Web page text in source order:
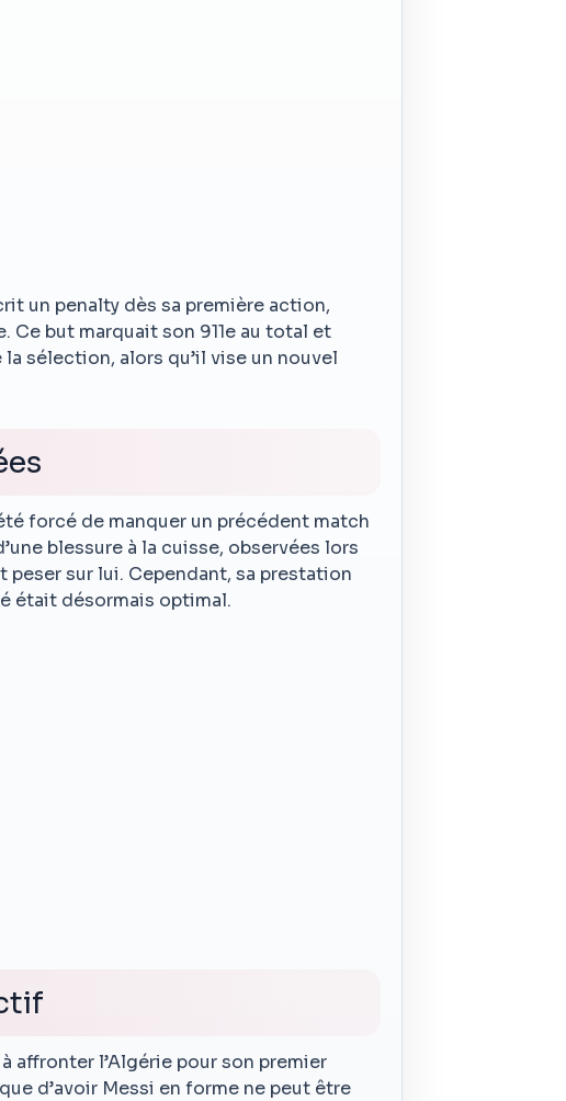
un penalty dès sa première action,
but marquait son 911e au total et
sélection, alors qu’il vise un nouvel
forcé de manquer un précédent match
blessure à la cuisse, observées lors
sur lui. Cependant, sa prestation
était désormais optimal.
affronter l’Algérie pour son premier
d’avoir Messi en forme ne peut être